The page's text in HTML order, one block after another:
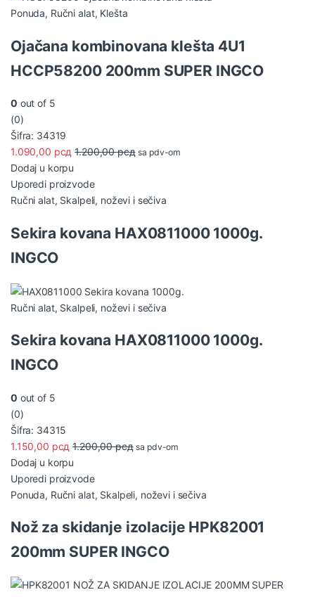
Ponuda, Ručni alat, Klešta
Ojačana kombinovana klešta 4U1
HCCP58200 200mm SUPER INGCO
0 out of 5
(0)
Šifra: 34319
1.090,00 рсд 1.200,00рсд sa pdv-om
Dodaj u korpu
Uporedi proizvode
Ručni alat, Skalpeli, noževi i sečiva
Sekira kovana HAX0811000 1000g.
INGCO
Ručni alat, Skalpeli, noževi i sečiva
Sekira kovana HAX0811000 1000g.
INGCO
0 out of 5
(0)
Šifra: 34315
1.150,00 рсд 1.200,00рсд sa pdv-om
Dodaj u korpu
Uporedi proizvode
Ponuda, Ručni alat, Skalpeli, noževi i sečiva
Nož za skidanje izolacije HPK82001
200mm SUPER INGCO